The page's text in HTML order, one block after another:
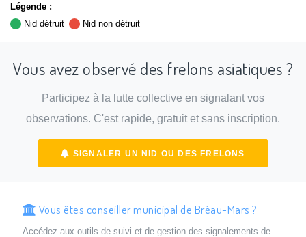
Légende :
Nid détruit
Nid non détruit
Vous avez observé des frelons asiatiques ?
Participez à la lutte collective en signalant vos
observations. C'est rapide, gratuit et sans inscription.
SIGNALER UN NID OU DES FRELONS
Vous êtes conseiller municipal de Bréau-Mars ?
Accédez aux outils de suivi et de gestion des signalements de